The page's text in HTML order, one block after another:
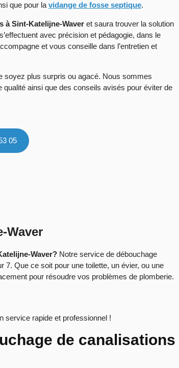
que pour la vidange de fosse septique.
à Sint-Katelijne-Waver et saura trouver la solution
avec précision et pédagogie, dans le
et vous conseille dans l’entretien et
soyez plus surpris ou agacé. Nous sommes
ainsi que des conseils avisés pour éviter de
05
Waver
Waver? Notre service de débouchage
7. Que ce soit pour une toilette, un évier, ou une
pour résoudre vos problèmes de plomberie.
service rapide et professionnel !
de canalisations